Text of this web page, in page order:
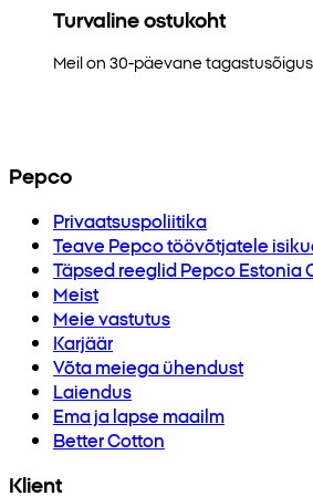
Turvaline ostukoht
Meil on 30-päevane tagastusõigus
Pepco
Privaatsuspoliitika
Teave Pepco töövõtjatele
Täpsed reeglid Pepco Estonia
Meist
Meie vastutus
Karjäär
Võta meiega ühendust
Laiendus
Ema ja lapse maailm
Better Cotton
Klient